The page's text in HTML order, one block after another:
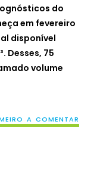
do
em fevereiro
disponível
Desses, 75
volume
A COMENTAR